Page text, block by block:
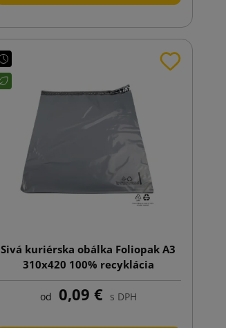
Sivá kuriérska obálka Foliopak A3
310x420 100% recyklácia
od 0,09 € s DPH